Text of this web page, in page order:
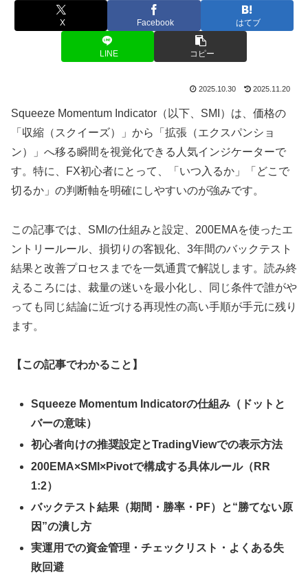
X Facebook はてブ
LINE コピー
2025.10.30 2025.11.20
Squeeze Momentum Indicator（以下、SMI）は、価格の
「収縮（スクイーズ）」から「拡張（エクスパンショ
ン）」へ移る瞬間を視覚化できる人気インジケーターで
す。特に、FX初心者にとって、「いつ入るか」「どこで
切るか」の判断軸を明確にしやすいのが強みです。
この記事では、SMIの仕組みと設定、200EMAを使ったエ
ントリールール、損切りの客観化、3年間のバックテスト
結果と改善プロセスまでを一気通貫で解説します。読み終
えるころには、裁量の迷いを最小化し、同じ条件で誰がや
っても同じ結論に近づける再現性の高い手順が手元に残り
ます。
【この記事でわかること】
Squeeze Momentum Indicatorの仕組み（ドットと
バーの意味）
初心者向けの推奨設定とTradingViewでの表示方法
200EMA×SMI×Pivotで構成する具体ルール（RR
1:2）
バックテスト結果（期間・勝率・PF）と“勝てない原
因”の潰し方
実運用での資金管理・チェックリスト・よくある失
敗回避